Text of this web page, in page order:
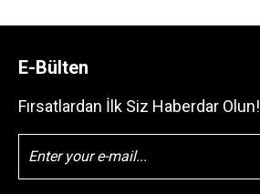
E-Bülten
Fırsatlardan İlk Siz Haberdar Olun!